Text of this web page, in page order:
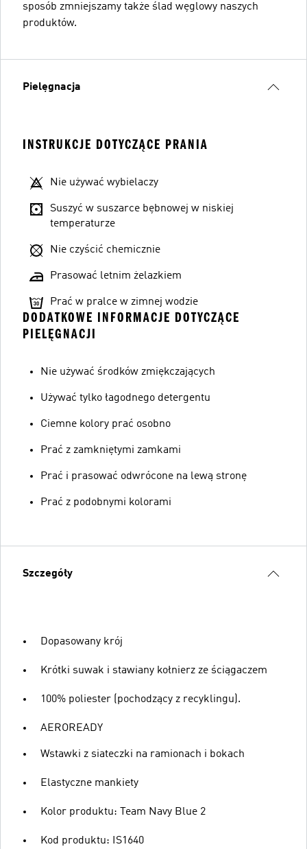
sposób zmniejszamy także ślad węglowy naszych
produktów.
Pielęgnacja
INSTRUKCJE DOTYCZĄCE PRANIA
Nie używać wybielaczy
Suszyć w suszarce bębnowej w niskiej
temperaturze
Nie czyścić chemicznie
Prasować letnim żelazkiem
Prać w pralce w zimnej wodzie
DODATKOWE INFORMACJE DOTYCZĄCE
PIELĘGNACJI
Nie używać środków zmiękczających
Używać tylko łagodnego detergentu
Ciemne kolory prać osobno
Prać z zamkniętymi zamkami
Prać i prasować odwrócone na lewą stronę
Prać z podobnymi kolorami
Szczegóły
Dopasowany krój
Krótki suwak i stawiany kołnierz ze ściągaczem
100% poliester (pochodzący z recyklingu).
AEROREADY
Wstawki z siateczki na ramionach i bokach
Elastyczne mankiety
Kolor produktu: Team Navy Blue 2
Kod produktu: IS1640